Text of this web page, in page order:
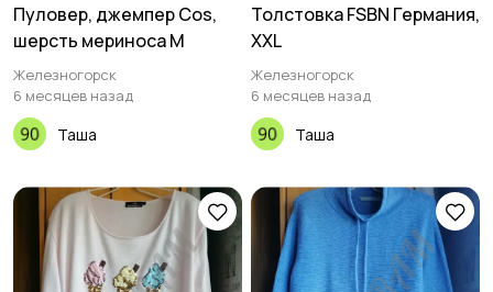
Пуловер, джемпер Cos,
шерсть мериноса M
Железногорск
6 месяцев назад
Таша
Толстовка FSBN Германия,
XXL
Железногорск
6 месяцев назад
Таша